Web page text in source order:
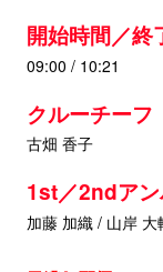
開始時間／終
09:00 / 10:21
クルーチーフ
古畑 香子
1st／2ndア
加藤 加織 / 山岸 大